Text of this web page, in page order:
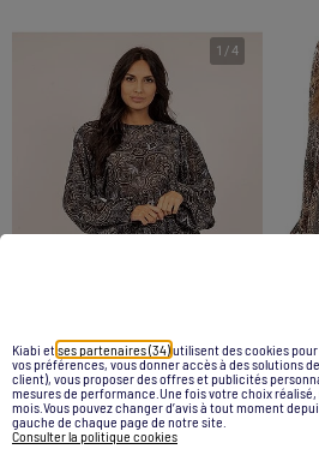
Kiabi etses partenaires (34)utilisent des cookies
vos préférences, vous donner accès à des solutions
client), vous proposer des offres et publicités
mesures de performance.Une fois votre choix
mois.Vous pouvez changer d’avis à tout moment
gauche de chaque page de notre site.
Consulter la politique cookies
1 /4
Blouse fluide motifs FARAH
39,99 € 27,99 €